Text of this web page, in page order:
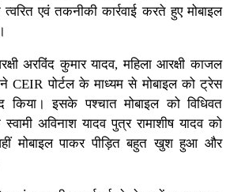
एवं तकनीकी कार्रवाई करते हुए मोबाइल
अरविंद कुमार यादव, महिला आरक्षी काजल
ने CEIR पोर्टल के माध्यम से मोबाइल को ट्रेस
किया। इसके पश्चात मोबाइल को विधिवत
अविनाश यादव पुत्र रामाशीष यादव को
मोबाइल पाकर पीड़ित बहुत खुश हुआ और